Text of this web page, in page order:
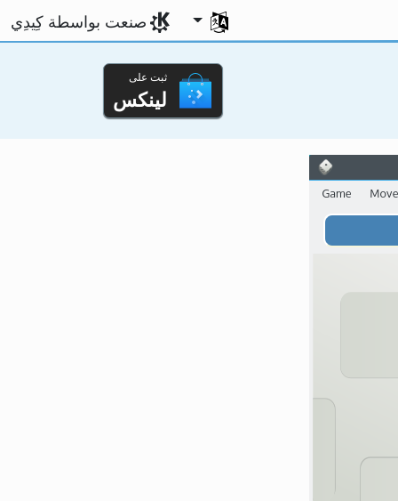
اختر لغتك
صنعت بواسطة كِيدِي
ثبت على
لينكس